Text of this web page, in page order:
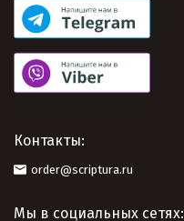
Контакты:
order@scriptura.ru
Мы в социальных сетях: